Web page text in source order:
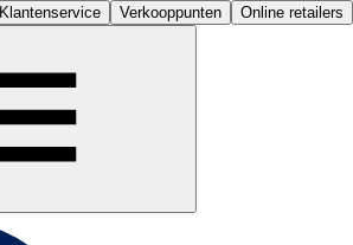
Klantenservice Verkooppunten Online retailers